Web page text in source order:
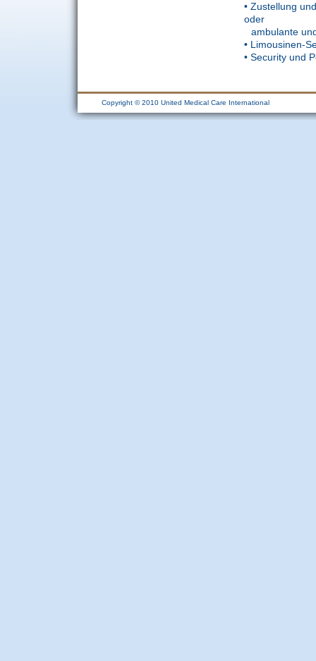
• Zustellung
oder
ambulante
• Limousinen-
• Security und
Copyright © 2010 United Medical Care International